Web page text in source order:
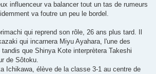
influenceur va balancer tout un tas de rumeurs
va foutre un peu le bordel.
qui reprend son rôle, 26 ans plus tard. Il
qui incarnera Miyu Ayahara, l'une des
que Shinya Kote interprètera Takeshi
de Sôtoku.
Ichikawa, élève de la classe 3-1 au centre de